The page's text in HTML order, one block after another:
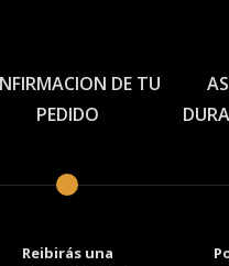
DE TU
PEDIDO
Reibirás una